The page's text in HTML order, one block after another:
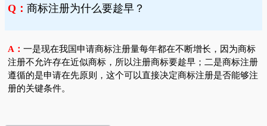
Q： 商标注册为什么要趁早？
A： 一是现在我国申请商标注册量每年都在不断增长，因为商标
注册不允许存在近似商标，所以注册商标要趁早；二是商标注册
遵循的是申请在先原则，这个可以直接决定商标注册是否能够注
册的关键条件。